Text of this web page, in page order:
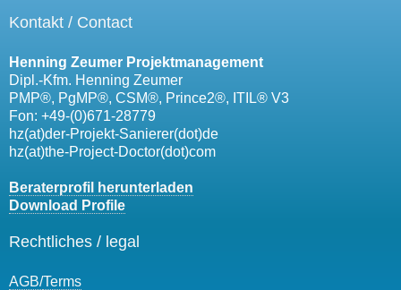
Kontakt / Contact
Henning Zeumer Projektmanagement
Dipl.-Kfm. Henning Zeumer
PMP®, PgMP®, CSM®, Prince2®, ITIL® V3
Fon: +49-(0)671-28779
hz(at)der-Projekt-Sanierer(dot)de
hz(at)the-Project-Doctor(dot)com
Beraterprofil herunterladen
Download Profile
Rechtliches / legal
AGB/Terms